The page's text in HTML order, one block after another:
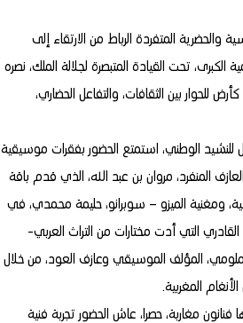
المتفردة الرباط من الارتقاء إلى
الكبرى، تحت القيادة المتبصرة لجلالة الملك، نصره
للحوار بين الثقافات، والتفاعل الحضاري،
للنشيد الوطني، استمتع الحضور بفقرات موسيقية
المنفرد، مروان بن عبد الله، الذي قدم باقة
ومغنية الميزو – سوبرانو، حليمة محمدي، في
التي أدت مختارات من التراث العربي-
المؤلف الموسيقي وعازف العود، من خلال
المغربية.
فنانون مغاربة، حصرا، عاش الحضور تجربة فنية